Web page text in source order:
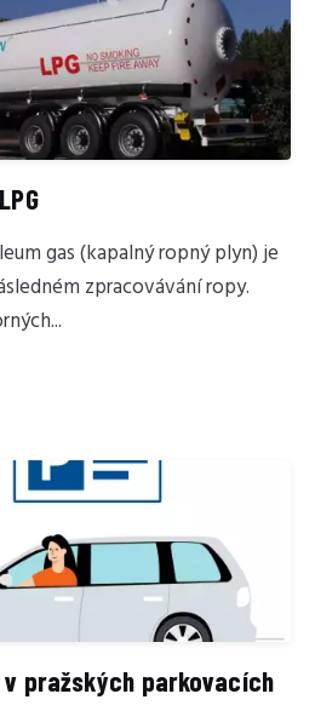
gas (kapalný ropný plyn) je
zpracovávání ropy.
pražských parkovacích